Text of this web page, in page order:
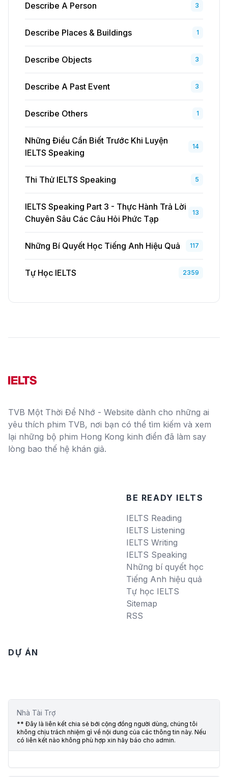
Describe A Person 3
Describe Places & Buildings 1
Describe Objects 3
Describe A Past Event 3
Describe Others 1
Những Điều Cần Biết Trước Khi Luyện
IELTS Speaking
14
Thi Thử IELTS Speaking 5
IELTS Speaking Part 3 - Thực Hành Trả Lời
Chuyên Sâu Các Câu Hỏi Phức Tạp
13
Những Bí Quyết Học Tiếng Anh Hiệu Quả 117
Tự Học IELTS 2359
TVB Một Thời Để Nhớ - Website dành cho những ai
yêu thích phim TVB, nơi bạn có thể tìm kiếm và xem
lại những bộ phim Hong Kong kinh điển đã làm say
lòng bao thế hệ khán giả.
BE READY IELTS
IELTS Reading
IELTS Listening
IELTS Writing
IELTS Speaking
Những bí quyết học
Tiếng Anh hiệu quả
Tự học IELTS
Sitemap
RSS
DỰ ÁN
Nhà Tài Trợ
** Đây là liên kết chia sẻ bới cộng đồng người dùng, chúng tôi
không chịu trách nhiệm gì về nội dung của các thông tin này. Nếu
có liên kết nào không phù hợp xin hãy báo cho admin.